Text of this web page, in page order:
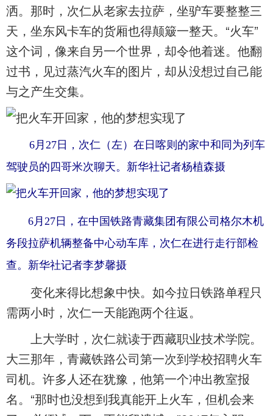
洒。那时，次仁从老家去拉萨，坐驴车要整整三
天，坐东风卡车的货厢也得颠簸一整天。“火车”
这个词，像来自另一个世界，却令他着迷。他翻
过书，见过蒸汽火车的图片，却从没想过自己能
与之产生交集。
6月27日，次仁（左）在日喀则的家中和同为列车
驾驶员的四哥米次聊天。新华社记者杨植森摄
6月27日，在中国铁路青藏集团有限公司格尔木机
务段拉萨机辆整备中心动车库，次仁在进行走行部检
查。新华社记者李梦馨摄
变化来得比想象中快。如今拉日铁路单程只
需两小时，次仁一天能跑两个往返。
上大学时，次仁就读于西藏职业技术学院。
大三那年，青藏铁路公司第一次到学校招聘火车
司机。许多人还在犹豫，他第一个冲出教室报
名。“那时也没想到我真能开上火车，但机会来